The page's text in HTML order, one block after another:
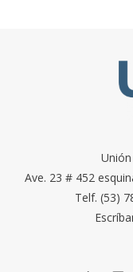
Ave. 23 # 452
Telf. (53)